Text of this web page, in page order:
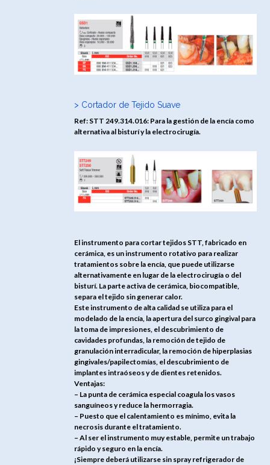
> Cortador de Tejido Suave
Ref: STT 249.314.016: Para la gestión de la encía como
alternativa al bisturí y la electrocirugía.
El instrumento para cortar tejidos STT, fabricado en
cerámica, es un instrumento rotativo para realizar
tratamientos sobre la encía, que puede utilizarse
alternativamente en lugar de la electrocirugía o del
bisturí. La parte activa de cerámica, biocompatible,
separa el tejido sin generar calor.
Este instrumento de alta calidad se utiliza para el
modelado de la encía, la apertura del surco gingival para
la toma de impresiones, el descubrimiento de
cavidades profundas, la remoción de tejido de
granulación interradicular, la remoción de hiperplasias
gingivales/papilectomías, el descubrimiento de
implantes intraóseos y de dientes retenidos.
Ventajas:
– La punta de cerámica especial coagula los vasos
sanguíneos y reduce la hermorragia.
– Puesto que el calentamiento es mínimo, evita la
necrosis durante el tratamiento.
– Al ser el instrumento muy estable, permite un trabajo
rápido y seguro en la encía.
¡Siempre deberá utilizarse sin spray refrigerador de